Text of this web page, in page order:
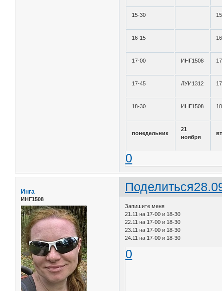
15-30
16-15
17-00 ИНГ1508
17-45 ЛУИ1312
18-30 ИНГ1508
понедельник
21
ноября
0
Поделиться
Инга
ИНГ1508
Запишите меня
21.11 на 17-00 и 18-30
22.11 на 17-00 и 18-30
23.11 на 17-00 и 18-30
24.11 на 17-00 и 18-30
0